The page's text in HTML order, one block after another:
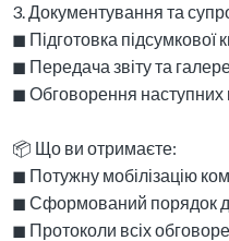
3. Документування та
◼︎ Підготовка підсумкової
◼︎ Передача звіту та
◼︎ Обговорення наступних
📦 Що ви отримаєте:
◼︎ Потужну мобілізацію
◼︎ Сформований порядок
◼︎ Протоколи всіх